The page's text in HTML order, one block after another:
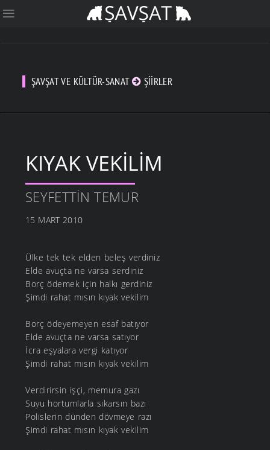
ŞAVŞAT VE KÜLTÜR-SANAT ŞIIRLER
KIYAK VEKILIM
SEYFETTIN TEMUR
15 MART 2010
Ülke tek tek elden beleş verdiniz
Elde avuçta ne varsa serdiniz
Borç ödemek için halkı gerdiniz
Şimdi rahat mısın kıyak vekilim
Borç ödeyemeyen esaf batıyor
Elde avuçta ne varsa satıyor
İcra eşyalara vergi katıyor
Şimdi rahat mısın kıyak vekilim
Verdirirsin işçi, memura gazı
Suyu hortumlarla sıkarsın bazı
Polislerin dünden dövmeye razı
Şimdi rahat mısın kıyak vekilim